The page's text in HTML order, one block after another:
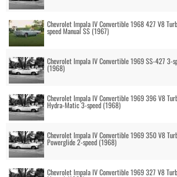
Chevrolet Impala IV Convertible 1968 427 V8
speed Manual SS (1967)
Chevrolet Impala IV Convertible 1969 SS-427 3-
(1968)
Chevrolet Impala IV Convertible 1969 396 V8
Hydra-Matic 3-speed (1968)
Chevrolet Impala IV Convertible 1969 350 V8
Powerglide 2-speed (1968)
Chevrolet Impala IV Convertible 1969 327 V8